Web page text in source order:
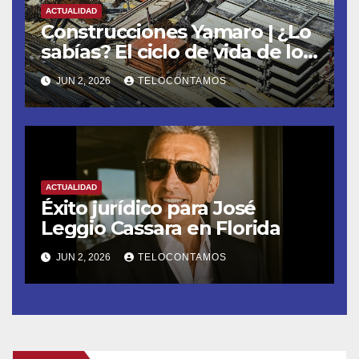
ACTUALIDAD
Construcciones Yamaro | ¿Lo
sabías? El ciclo de vida de los
materiales de construcción
revoluciona eficiencia en
proyectos modernos
JUN 2, 2026 TELOCONTAMOS
ACTUALIDAD
Éxito jurídico para José
Leggio Cassara en Florida
JUN 2, 2026 TELOCONTAMOS